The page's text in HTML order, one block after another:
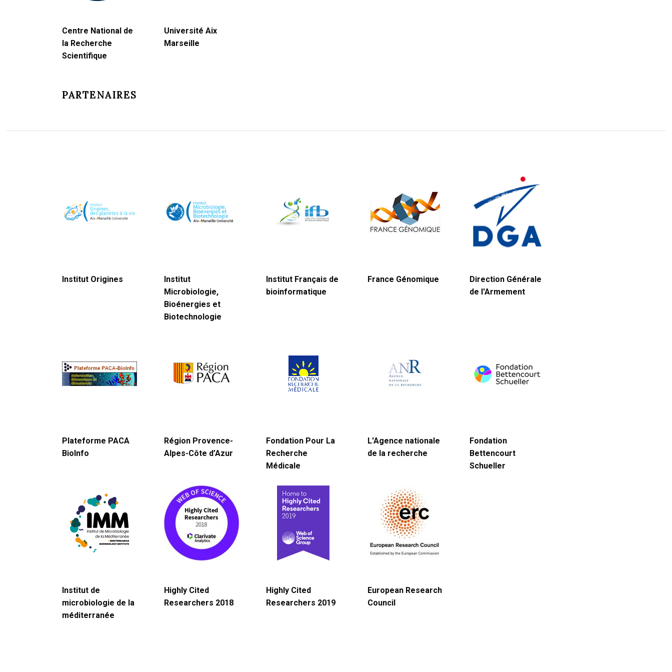
Centre National de
la Recherche
Scientifique
Université Aix
Marseille
PARTENAIRES
Institut Origines
Institut
Microbiologie,
Bioénergies et
Biotechnologie
Institut Français de
bioinformatique
France Génomique
Direction Générale
de l'Armement
Plateforme PACA
BioInfo
Région Provence-
Alpes-Côte d’Azur
Fondation Pour La
Recherche
Médicale
L'Agence nationale
de la recherche
Fondation
Bettencourt
Schueller
Institut de
microbiologie de la
méditerranée
Highly Cited
Researchers 2018
Highly Cited
Researchers 2019
European Research
Council